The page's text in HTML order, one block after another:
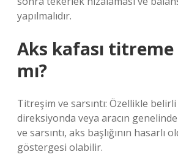
yapılmalıdır.
Aks kafası
mı?
Titreşim ve sarsıntı: Özellikle belirli
direksiyonda veya aracın
ve sarsıntı, aks başlığının hasarlı
göstergesi olabilir.